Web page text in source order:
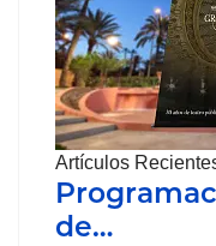
Artículos
de…